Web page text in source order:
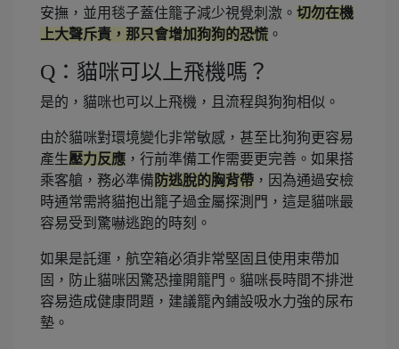
安撫，並用毯子蓋住籠子減少視覺刺激。 切勿在機
上大聲斥責，那只會增加狗狗的恐慌 。
Q：貓咪可以上飛機嗎？
是的，貓咪也可以上飛機，且流程與狗狗相似。
由於貓咪對環境變化非常敏感，甚至比狗狗更容易
產生壓力反應 ，行前準備工作需要更完善。如果搭
乘客艙，務必準備 防逃脫的胸背帶 ，因為通過安檢
時通常需將貓抱出籠子過金屬探測門，這是貓咪最
容易受到驚嚇逃跑的時刻。
如果是託運，航空箱必須非常堅固且使用束帶加
固，防止貓咪因驚恐撞開籠門。貓咪長時間不排泄
容易造成健康問題，建議籠內鋪設吸水力強的尿布
墊。